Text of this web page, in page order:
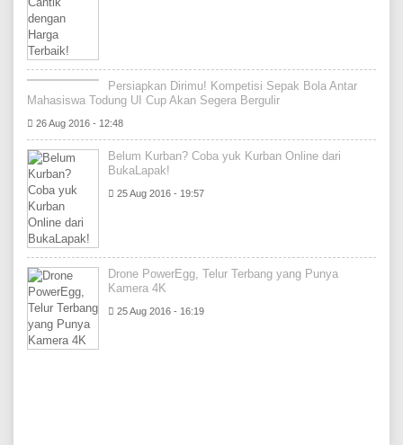
Persiapkan Dirimu! Kompetisi Sepak Bola Antar
Mahasiswa Todung UI Cup Akan Segera Bergulir
26 Aug 2016 - 12:48
Belum Kurban? Coba yuk Kurban Online dari
BukaLapak!
25 Aug 2016 - 19:57
Drone PowerEgg, Telur Terbang yang Punya
Kamera 4K
25 Aug 2016 - 16:19